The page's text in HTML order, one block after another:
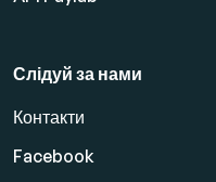
Слідуй за нами
Контакти
Facebook